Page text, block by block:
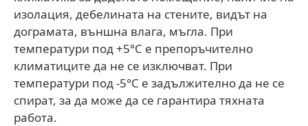
изолация, дебелината на стените, видът на
дограмата, външна влага, мъгла. При
температури под +5°С е препоръчително
климатиците да не се изключват. При
температури под -5°С е задължително да не се
спират, за да може да се гарантира тяхната
работа.